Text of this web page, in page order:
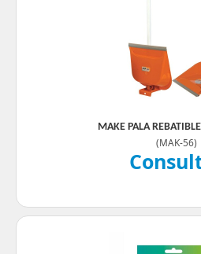
MAKE PALA
(MAK-56)